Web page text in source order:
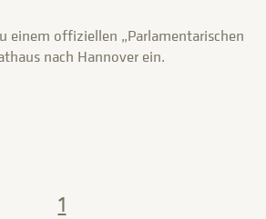
einem offiziellen „Parlamentarischen
nach Hannover ein.
1